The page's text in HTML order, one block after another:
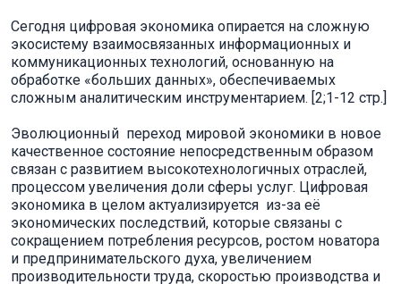
Сегодня цифровая экономика опирается на сложную
экосистему взаимосвязанных информационных и
коммуникационных технологий, основанную на
обработке «больших данных», обеспечиваемых
сложным аналитическим инструментарием. [2;1-12 стр.]
Эволюционный переход мировой экономики в новое
качественное состояние непосредственным образом
связан с развитием высокотехнологичных отраслей,
процессом увеличения доли сферы услуг. Цифровая
экономика в целом актуализируется из-за её
экономических последствий, которые связаны с
сокращением потребления ресурсов, ростом новатора
и предпринимательского духа, увеличением
производительности труда, скоростью производства и